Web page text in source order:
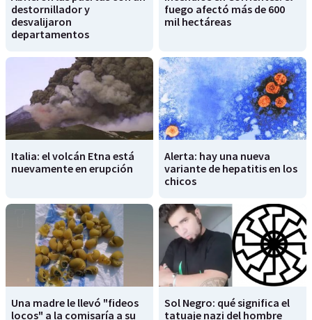
destornillador y
desvalijaron
departamentos
fuego afectó más de 600
mil hectáreas
Italia: el volcán Etna está
nuevamente en erupción
Alerta: hay una nueva
variante de hepatitis en los
chicos
Una madre le llevó "fideos
locos" a la comisaría a su
Sol Negro: qué significa el
tatuaje nazi del hombre